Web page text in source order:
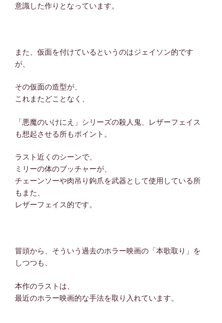
意識した作りとなっています。
また、仮面を付けているというのはジェイソン的です
が、
その仮面の造型が、
これまたどことなく、
「悪魔のいけにえ」シリーズの殺人鬼、レザーフェイス
も想起させる所もポイント。
ラスト近くのシーンで、
ミリーの体のブッチャーが、
チェーンソーや肉吊り鉤爪を武器として使用している所
もまた、
レザーフェイス的です。
冒頭から、そういう過去のホラー映画の「本歌取り」を
しつつも、
本作のラストは、
最近のホラー映画的な手法を取り入れています。